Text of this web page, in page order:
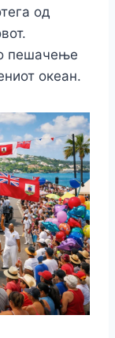
од
пешачење
океан.